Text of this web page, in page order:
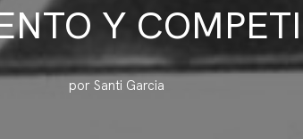
Y
por Santi Garcia